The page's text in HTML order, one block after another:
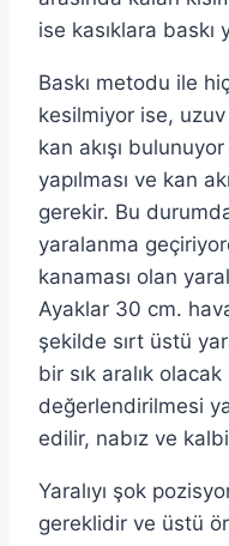
ise kasıklara baskı
Baskı metodu ile
kesilmiyor ise,
kan akışı
yapılması ve kan
gerekir. Bu
yaralanma
kanaması olan
Ayaklar 30 cm.
şekilde sırt üstü
bir sık aralık
değerlendirilmesi
edilir, nabız ve
Yaralıyı şok
gereklidir ve üstü